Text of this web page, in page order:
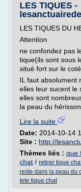
LES TIQUES -
LES TIQUES DU
Attention
ne confondez pas
tique(ils sont sous
situé fort sur le
IL faut absolument
elles leur sucent le
elles sont
la peau du
Lire la suite
Date: 2014-10-14
Site : http://
Thèmes liés : que
chat / retirer tique
reste dans la peau du
tete tique chat